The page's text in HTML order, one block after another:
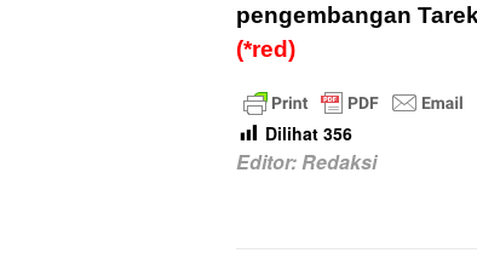
pengembangan
(*red)
Dilihat 356
Editor: Redaksi